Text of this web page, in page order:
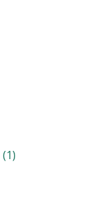
(1)